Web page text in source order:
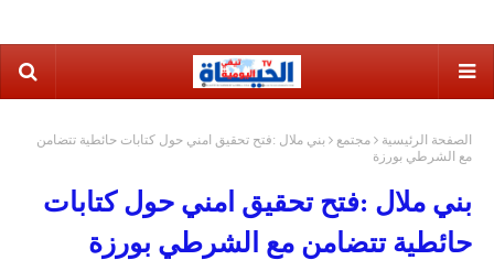
الصفحة الرئيسية مجتمع
بني ملال :فتح تحقيق امني حول كتابات حائطية تتضامن
مع الشرطي بورزة
بني ملال :فتح تحقيق امني حول كتابات
حائطية تتضامن مع الشرطي بورزة